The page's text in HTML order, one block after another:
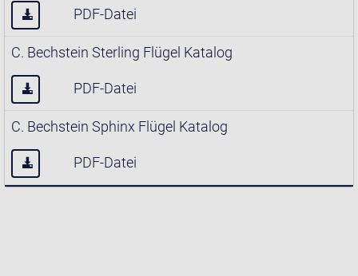
PDF-Datei
C. Bechstein Sterling Flügel Katalog
PDF-Datei
C. Bechstein Sphinx Flügel Katalog
PDF-Datei